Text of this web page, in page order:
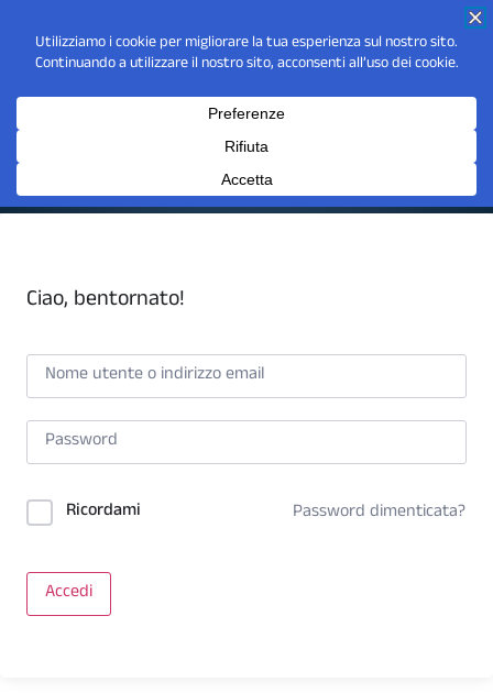
Ciao, bentornato!
Ricordami Password dimenticata?
Accedi